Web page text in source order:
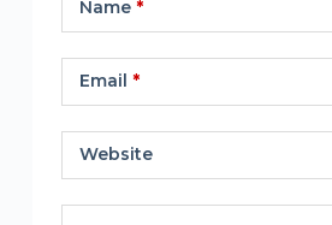
Name*
Email *
Website